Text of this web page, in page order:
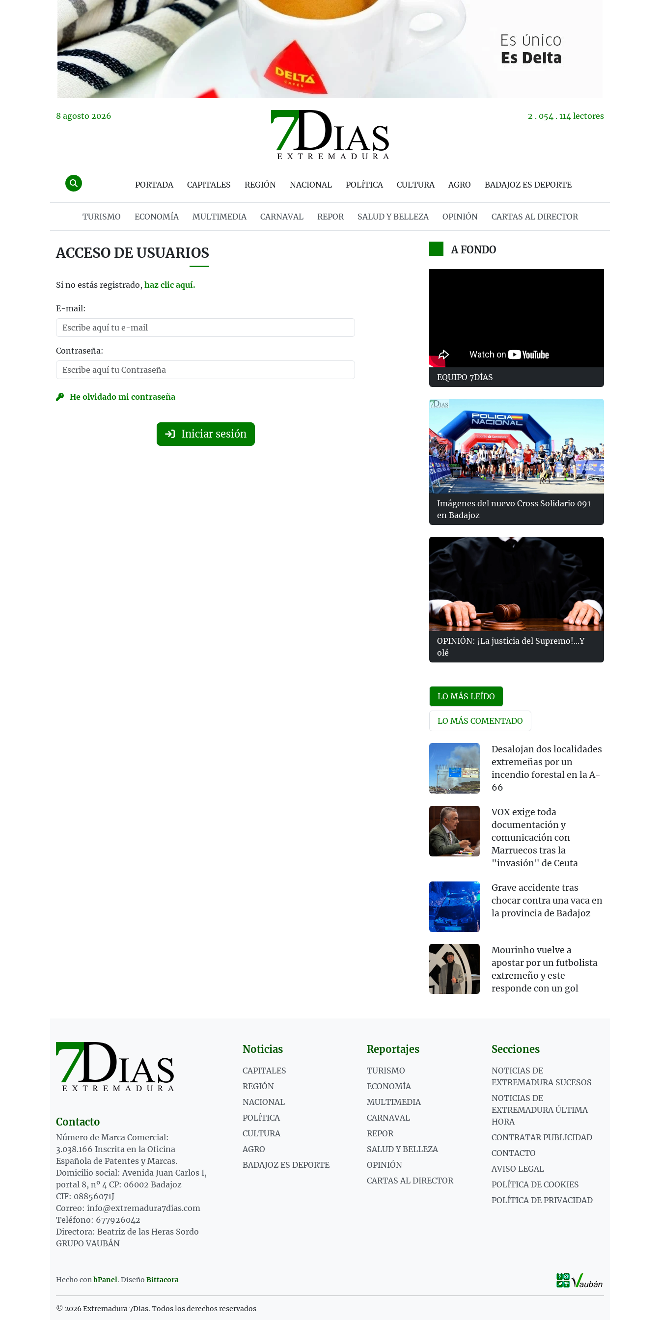
8 agosto 2026 2 . 054 . 114 lectores
PORTADA CAPITALES REGIÓN NACIONAL POLÍTICA CULTURA AGRO BADAJOZ ES DEPORTE
TURISMO ECONOMÍA MULTIMEDIA CARNAVAL REPOR SALUD Y BELLEZA OPINIÓN CARTAS AL DIRECTOR
ACCESO DE USUARIOS
Si no estás registrado, haz clic aquí.
E-mail:
Contraseña:
He olvidado mi contraseña
Iniciar sesión
A FONDO
EQUIPO 7DÍAS
Imágenes del nuevo Cross Solidario 091
en Badajoz
OPINIÓN: ¡La justicia del Supremo!...Y
olé
LO MÁS LEÍDO
LO MÁS COMENTADO
Desalojan dos localidades
extremeñas por un
incendio forestal en la A-
66
VOX exige toda
documentación y
comunicación con
Marruecos tras la
"invasión" de Ceuta
Grave accidente tras
chocar contra una vaca en
la provincia de Badajoz
Mourinho vuelve a
apostar por un futbolista
extremeño y este
responde con un gol
Contacto
Número de Marca Comercial:
3.038.166 Inscrita en la Oficina
Española de Patentes y Marcas.
Domicilio social: Avenida Juan Carlos I,
portal 8, nº 4 CP: 06002 Badajoz
CIF: 08856071J
Correo: info@extremadura7dias.com
Teléfono: 677926042
Directora: Beatriz de las Heras Sordo
GRUPO VAUBÁN
Noticias
CAPITALES
REGIÓN
NACIONAL
POLÍTICA
CULTURA
AGRO
BADAJOZ ES DEPORTE
Reportajes
TURISMO
ECONOMÍA
MULTIMEDIA
CARNAVAL
REPOR
SALUD Y BELLEZA
OPINIÓN
CARTAS AL DIRECTOR
Secciones
NOTICIAS DE
EXTREMADURA SUCESOS
NOTICIAS DE
EXTREMADURA ÚLTIMA
HORA
CONTRATAR PUBLICIDAD
CONTACTO
AVISO LEGAL
POLÍTICA DE COOKIES
POLÍTICA DE PRIVACIDAD
Hecho conbPanel. Diseño Bittacora
© 2026 Extremadura 7Dias. Todos los derechos reservados